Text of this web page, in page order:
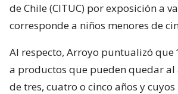
de Chile (CITUC) por exposición a
corresponde a niños menores de
Al respecto, Arroyo puntualizó que
a productos que pueden quedar al
de tres, cuatro o cinco años y